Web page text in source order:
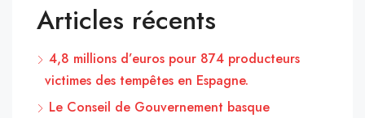
Articles récents
4,8 millions d’euros pour 874 producteurs
victimes des tempêtes en Espagne.
Le Conseil de Gouvernement basque